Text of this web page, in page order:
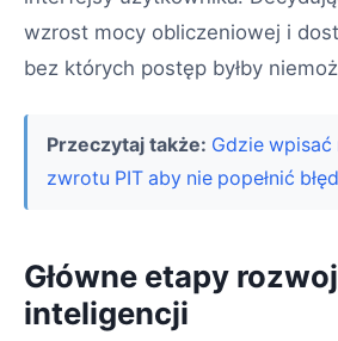
wzrost mocy obliczeniowej i
bez których postęp byłby
Przeczytaj także: Gdzie
zwrotu PIT aby nie popełnić
Główne etapy
inteligencji